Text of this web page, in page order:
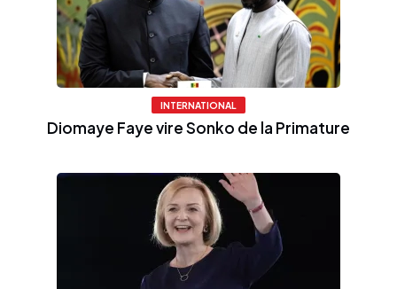
INTERNATIONAL
Diomaye Faye vire Sonko de la Primature